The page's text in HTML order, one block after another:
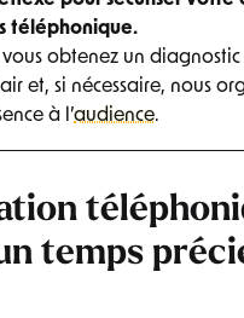
téléphonique.
vous obtenez un diagnostic
et, si nécessaire, nous
à l’audience.
temps